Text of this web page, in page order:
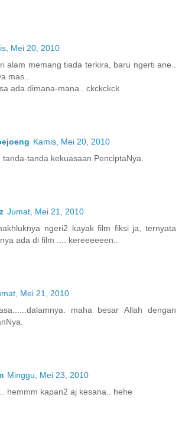
Mei 20, 2010
alam memang tiada terkira, baru ngerti ane..
mas..
ada dimana-mana.. ckckckck
Kamis, Mei 20, 2010
tanda-tanda kekuasaan PenciptaNya.
Jumat, Mei 21, 2010
ngeri2 kayak film fiksi ja, ternyata
ada di film .... kereeeeeen..
Mei 21, 2010
maha besar Allah dengan
Minggu, Mei 23, 2010
hemmm kapan2 aj kesana.. hehe